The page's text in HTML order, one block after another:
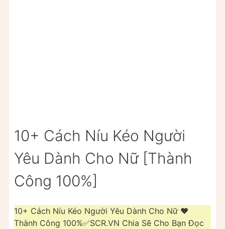
10+ Cách Níu Kéo Người
Yêu Dành Cho Nữ [Thành
Công 100%]
10+ Cách Níu Kéo Người Yêu Dành Cho Nữ ❤️️
Thành Công 100%✅SCR.VN Chia Sẽ Cho Bạn Đọc